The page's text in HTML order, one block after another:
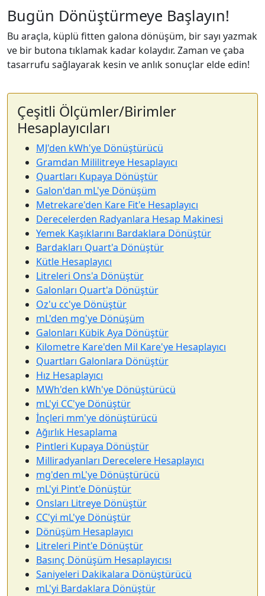
Bugün Dönüştürmeye Başlayın!
Bu araçla, küplü fitten galona dönüşüm, bir sayı yazmak
ve bir butona tıklamak kadar kolaydır. Zaman ve çaba
tasarrufu sağlayarak kesin ve anlık sonuçlar elde edin!
Çeşitli Ölçümler/Birimler
Hesaplayıcıları
MJ'den kWh'ye Dönüştürücü
Gramdan Mililitreye Hesaplayıcı
Quartları Kupaya Dönüştür
Galon'dan mL'ye Dönüşüm
Metrekare'den Kare Fit'e Hesaplayıcı
Derecelerden Radyanlara Hesap Makinesi
Yemek Kaşıklarını Bardaklara Dönüştür
Bardakları Quart'a Dönüştür
Kütle Hesaplayıcı
Litreleri Ons'a Dönüştür
Galonları Quart'a Dönüştür
Oz'u cc'ye Dönüştür
mL'den mg'ye Dönüşüm
Galonları Kübik Aya Dönüştür
Kilometre Kare'den Mil Kare'ye Hesaplayıcı
Quartları Galonlara Dönüştür
Hız Hesaplayıcı
MWh'den kWh'ye Dönüştürücü
mL'yi CC'ye Dönüştür
İnçleri mm'ye dönüştürücü
Ağırlık Hesaplama
Pintleri Kupaya Dönüştür
Milliradyanları Derecelere Hesaplayıcı
mg'den mL'ye Dönüştürücü
mL'yi Pint'e Dönüştür
Onsları Litreye Dönüştür
CC'yi mL'ye Dönüştür
Dönüşüm Hesaplayıcı
Litreleri Pint'e Dönüştür
Basınç Dönüşüm Hesaplayıcısı
Saniyeleri Dakikalara Dönüştürücü
mL'yi Bardaklara Dönüştür